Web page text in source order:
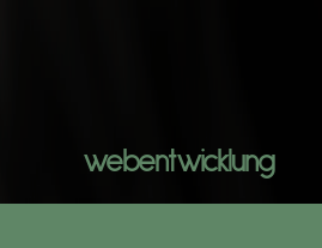
webentwicklung